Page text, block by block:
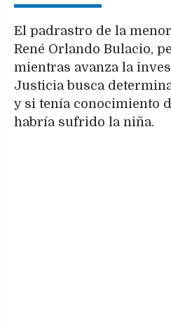
El padrastro de la
René Orlando Bulacio,
mientras avanza la
Justicia busca
y si tenía conocimiento
habría sufrido la niña.